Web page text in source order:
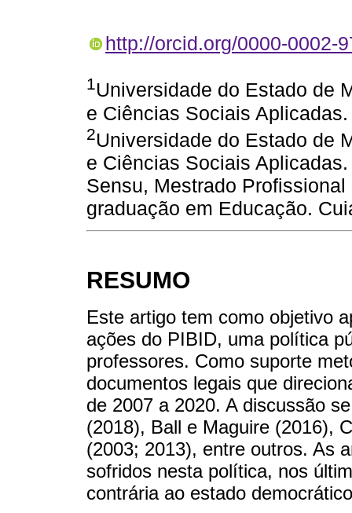
http://orcid.org/0000-0002-
1Universidade do Estado de
e Ciências Sociais
2Universidade do Estado de
e Ciências Sociais
Sensu, Mestrado
graduação em Educação.
RESUMO
Este artigo tem como objetivo
ações do PIBID, uma política
professores. Como suporte
documentos legais que
de 2007 a 2020. A discussão
(2018), Ball e Maguire (2016),
(2003; 2013), entre outros. As
sofridos nesta política, nos
contrária ao estado